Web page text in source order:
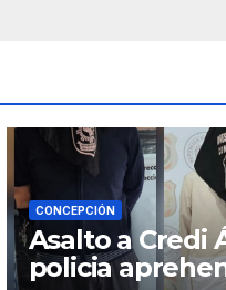
CONCEPCIÓN
Asalto a Credi
policia